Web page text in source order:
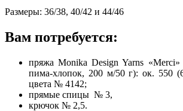
Размеры: 36/38, 40/42 и 44/46
Вам потребуется:
пряжа Monika Design Yarns
пима-хлопок, 200 м/50 г): ок. 550
цвета № 4142;
прямые спицы № 3,
крючок № 2,5.